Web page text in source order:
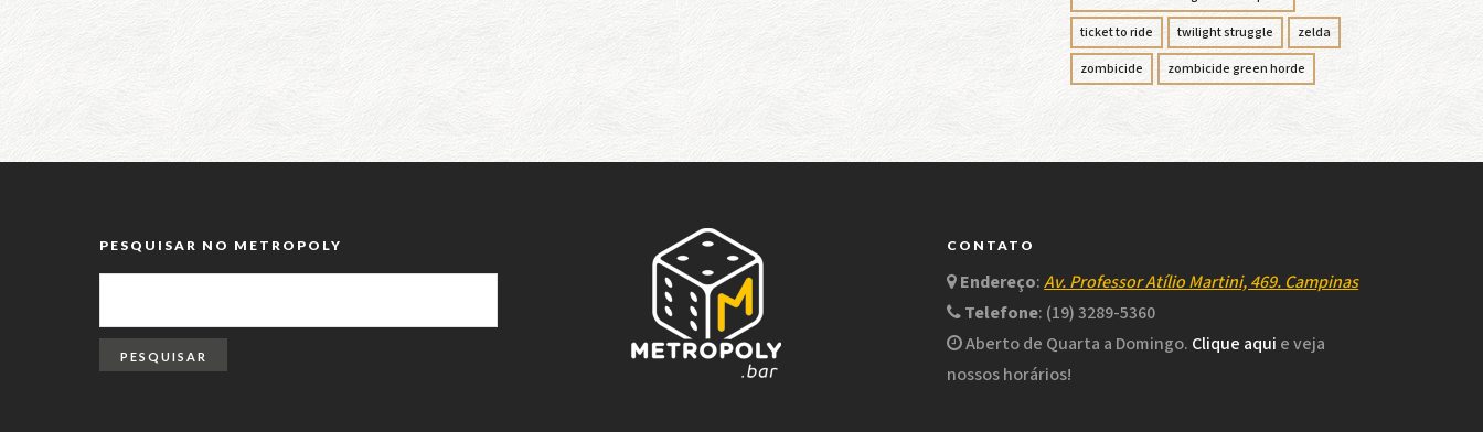
ticket to ride twilight struggle zelda
zombicide zombicide green horde
PESQUISAR NO METROPOLY CONTATO
Endereço:Av. Professor Atílio Martini, 469. Campinas
Telefone: (19) 3289-5360
Aberto de Quarta a Domingo. Clique aqui e veja
nossos horários!